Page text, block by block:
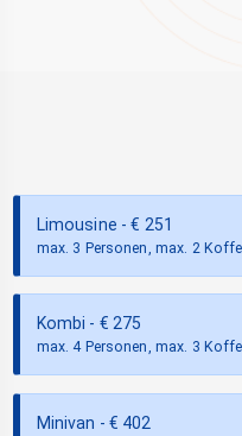
Limousine - € 251
max. 3 Personen, max. 2
Kombi - € 275
max. 4 Personen, max. 3
Minivan - € 402